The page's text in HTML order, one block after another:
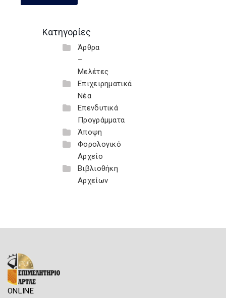
Κατηγορίες
Άρθρα
–
Μελέτες
Επιχειρηματικά
Νέα
Επενδυτικά
Προγράμματα
Άποψη
Φορολογικό
Αρχείο
Βιβλιοθήκη
Αρχείων
ONLINE